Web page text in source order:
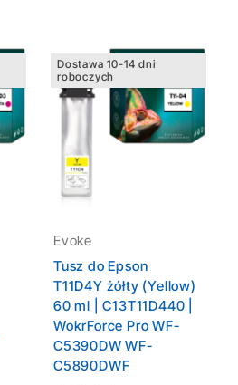
Dostawa 10-14 dni
roboczych
Evoke
Tusz do Epson
T11D4Y żółty (Yellow)
60 ml | C13T11D440 |
WokrForce Pro WF-
C5390DW WF-
C5890DWF